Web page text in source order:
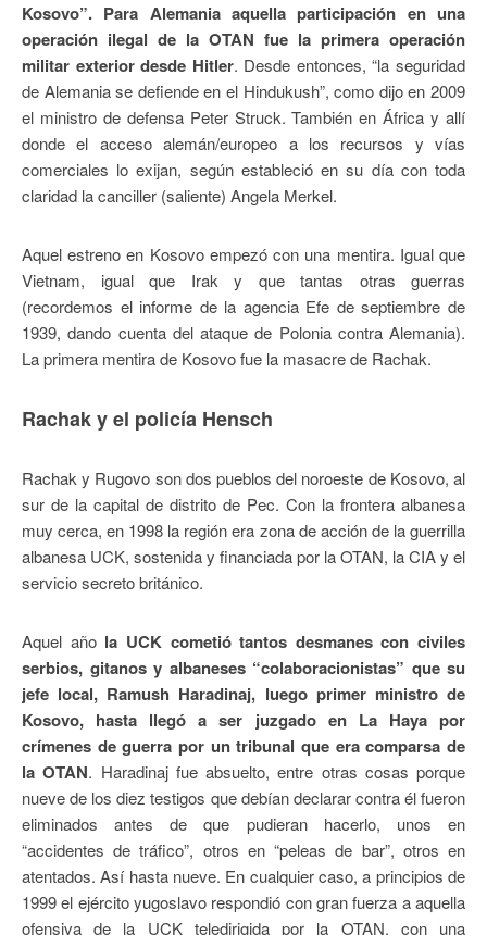
Kosovo”. Para Alemania aquella participación en una
operación ilegal de la OTAN fue la primera operación
militar exterior desde Hitler. Desde entonces, “la seguridad
de Alemania se defiende en el Hindukush”, como dijo en 2009
el ministro de defensa Peter Struck. También en África y allí
donde el acceso alemán/europeo a los recursos y vías
comerciales lo exijan, según estableció en su día con toda
claridad la canciller (saliente) Angela Merkel.
Aquel estreno en Kosovo empezó con una mentira. Igual que
Vietnam, igual que Irak y que tantas otras guerras
(recordemos el informe de la agencia Efe de septiembre de
1939, dando cuenta del ataque de Polonia contra Alemania).
La primera mentira de Kosovo fue la masacre de Rachak.
Rachak y el policía Hensch
Rachak y Rugovo son dos pueblos del noroeste de Kosovo, al
sur de la capital de distrito de Pec. Con la frontera albanesa
muy cerca, en 1998 la región era zona de acción de la guerrilla
albanesa UCK, sostenida y financiada por la OTAN, la CIA y el
servicio secreto británico.
Aquel año la UCK cometió tantos desmanes con civiles
serbios, gitanos y albaneses “colaboracionistas” que su
jefe local, Ramush Haradinaj, luego primer ministro de
Kosovo, hasta llegó a ser juzgado en La Haya por
crímenes de guerra por un tribunal que era comparsa de
la OTAN. Haradinaj fue absuelto, entre otras cosas porque
nueve de los diez testigos que debían declarar contra él fueron
eliminados antes de que pudieran hacerlo, unos en
“accidentes de tráfico”, otros en “peleas de bar”, otros en
atentados. Así hasta nueve. En cualquier caso, a principios de
1999 el ejército yugoslavo respondió con gran fuerza a aquella
ofensiva de la UCK teledirigida por la OTAN, con una